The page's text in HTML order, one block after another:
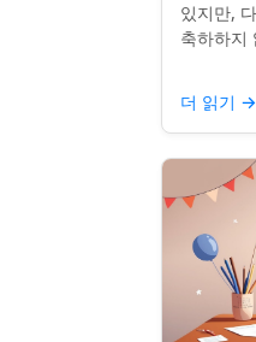
있지만,
축하하지
더 읽기 →